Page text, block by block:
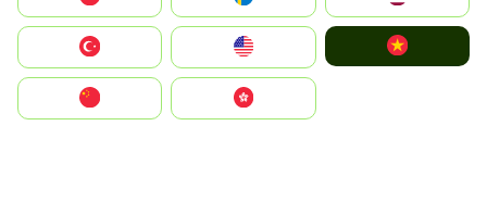
United States
中國香港特別行政區